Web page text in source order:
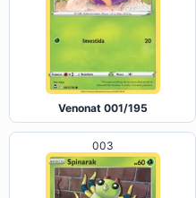
Venonat 001/195
003